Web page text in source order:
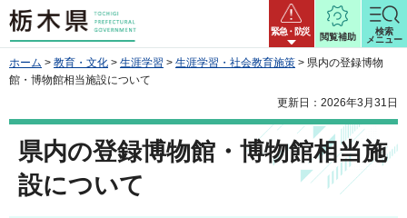
栃木県 緊急・防災
閲覧補助
検索
メニュー
ホーム > 教育・文化 > 生涯学習 > 生涯学習・社会教育施策 > 県内の登録博物
館・博物館相当施設について
更新日：2026年3月31日
県内の登録博物館・博物館相当施
設について